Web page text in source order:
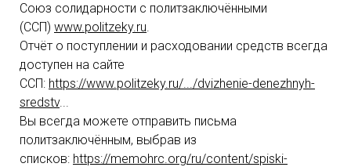
Союз солидарности с политзаключёнными
(ССП) www.politzeky.ru.
Отчёт о поступлении и расходовании средств всегда
доступен на сайте
ССП: https://www.politzeky.ru/.../dvizhenie-denezhnyh-
sredstv...
Вы всегда можете отправить письма
политзаключённым, выбрав из
списков: https://memohrc.org/ru/content/spiski-